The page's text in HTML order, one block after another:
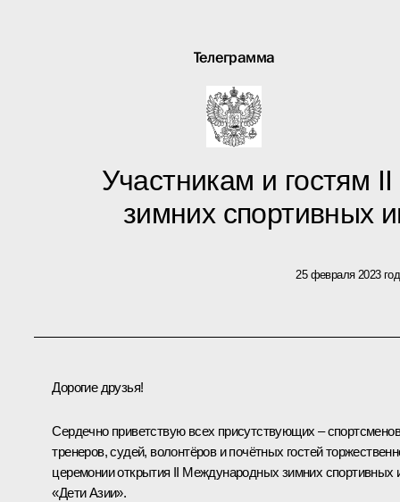
Телеграмма
Участникам и гостям
зимних спортивных
25 февраля 2023
Дорогие друзья!
Сердечно приветствую всех присутствующих –
тренеров, судей, волонтёров и почётных гостей
церемонии открытия II Международных зимних спортивных
«Дети Азии».